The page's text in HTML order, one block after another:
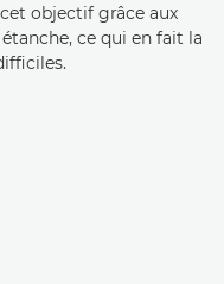
objectif grâce aux
ce qui en fait la